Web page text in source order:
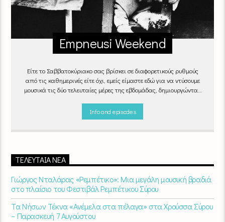
Empneusi Weekend
Είτε το Σαββατοκύριακο σας βρίσκει σε διαφορετικούς ρυθμούς
από τις καθημερινές είτε όχι, εμείς είμαστε εδώ για να ντύσουμε
μουσικά τις δύο τελευταίες μέρες της εβδομάδας, δημιουργώντας
Info and episodes
ΤΕΛΕΥΤΑΊΑ ΝΈΑ
Γιώργος Νταλάρας «Ρεμπέτικο»: Μια μεγάλη μουσική βραδιά
στο πλαίσιο του Φεστιβάλ Ρεμπέτικου Σύρου
Τα Νήσων Τέκνα «Ανέμελα στα πέλαγα» στα Χρούσσα Σύρου
– Παρασκευή 7 Αυγούστου